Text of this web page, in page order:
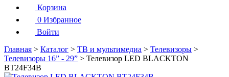
Корзина
0 Избранное
Войти
Главная > Каталог > ТВ и мультимедиа > Телевизоры >
Телевизоры 16” - 29” > Телевизор LED BLACKTON
BT24F34B